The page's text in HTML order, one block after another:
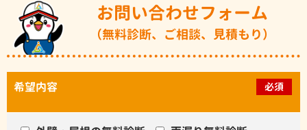
お問い合わせフォーム
（無料診断、ご相談、見積もり）
希望内容 必須